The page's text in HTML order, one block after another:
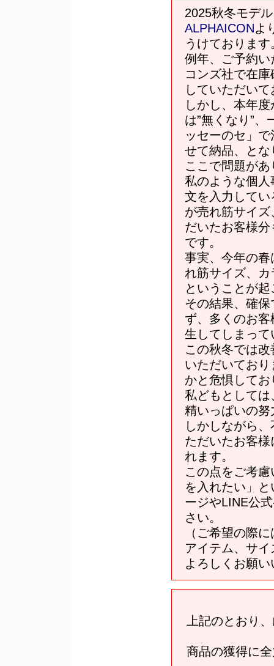
2025秋冬モデ
ALPHAICONよ
うけております
例年、ご予約
コンズ社で在
していただい
しかし、本年
は”無くなり”
ッセーのセ」
せて納品、とな
ここで問題が
私のような個
文を入力して
が売れ筋サイ
だいたお客様
です。
事実、今年の
れ筋サイズ、
ということが
その結果、確
ず、多くのお
生してしまっ
この秋冬では
いただいてお
かと危惧してお
私どもとして
精いっぱいの
しかしながら
ただいたお客
れます。
この点をご考
を入れたい」
ージやLINE公
さい。
（ご希望の際
アイテム、サ
よろしくお願
上記のとおり
商品の獲得に